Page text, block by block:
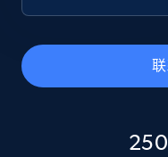
eBay - Collect
URL, Product id,